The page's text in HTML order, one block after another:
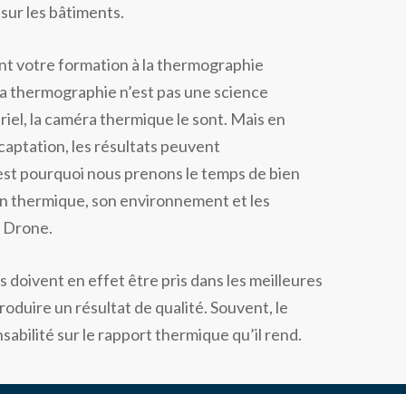
les bâtiments.
votre formation à la thermographie
thermographie n’est pas une science
la caméra thermique le sont. Mais en
les résultats peuvent
pourquoi nous prenons le temps de bien
thermique, son environnement et les
doivent en effet être pris dans les meilleures
un résultat de qualité. Souvent, le
sur le rapport thermique qu’il rend.